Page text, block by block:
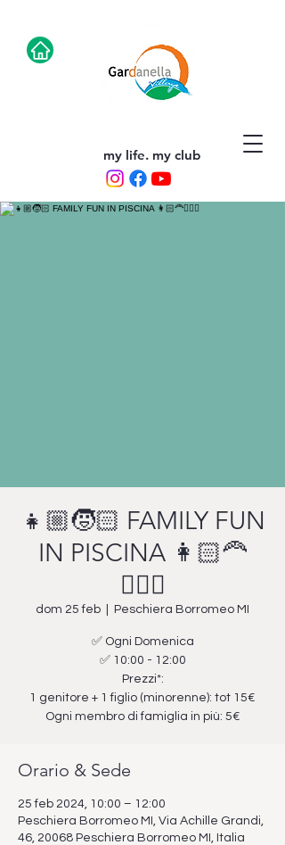
my life. my club
👧🏼🧒🏻 FAMILY FUN
IN PISCINA 👩🏻‍🦰
🧔🏻‍♂️
dom 25 feb Peschiera Borromeo MI
✅ Ogni Domenica
✅ 10:00 - 12:00
Prezzi*:
1 genitore + 1 figlio (minorenne): tot 15€
Ogni membro di famiglia in più: 5€
Orario & Sede
25 feb 2024, 10:00 – 12:00
Peschiera Borromeo MI, Via Achille Grandi,
46, 20068 Peschiera Borromeo MI, Italia